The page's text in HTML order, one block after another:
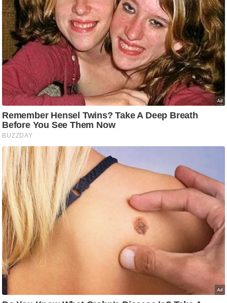
नी
ति
वि
श्ले
ष
ण
स
म
सा
म
यि
क
मा
तृ
भू
मि
स्तं
भ
ए
म
आ